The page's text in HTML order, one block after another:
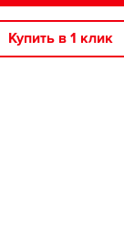
Купить в 1 клик